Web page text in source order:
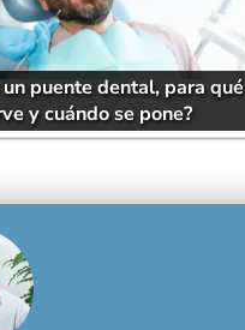
un puente dental, para qué
y cuándo se pone?